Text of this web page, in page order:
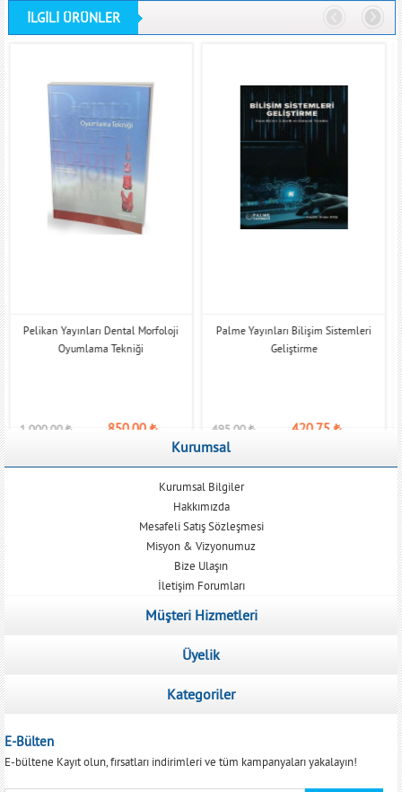
İLGİLİ ÜRÜNLER
Pelikan Yayınları Dental Morfoloji
Oyumlama Tekniği
1.000,00₺ 850,00₺
Palme Yayınları Bilişim Sistemleri
Geliştirme
495,00₺ 420,75₺
Kurumsal
Kurumsal Bilgiler
Hakkımızda
Mesafeli Satış Sözleşmesi
Misyon & Vizyonumuz
Bize Ulaşın
İletişim Forumları
Müşteri Hizmetleri
Üyelik
Kategoriler
E-Bülten
E-bültene Kayıt olun, fırsatları indirimleri ve tüm kampanyaları yakalayın!